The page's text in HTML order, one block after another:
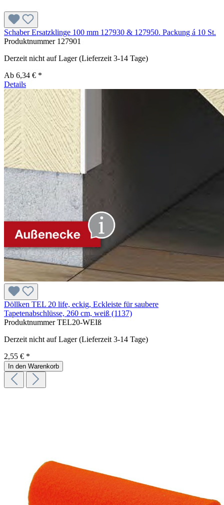
Schaber Ersatzklinge 100 mm 127930 & 127950. Packung á 10 St.
Produktnummer 127901
Derzeit nicht auf Lager (Lieferzeit 3-14 Tage)
Ab 6,34 € *
Details
Döllken TEL 20 life, eckig, Eckleiste für saubere
Tapetenabschlüsse, 260 cm, weiß (1137)
ProduktnummerTEL20-WEIß
Derzeit nicht auf Lager (Lieferzeit 3-14 Tage)
2,55 € *
In den Warenkorb